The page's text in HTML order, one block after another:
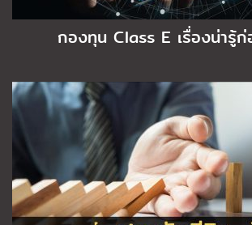
กองทุน Class E เรื่องน่ารู้